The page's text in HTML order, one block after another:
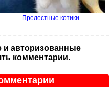
Прелестные котики
и авторизованные
комментарии.